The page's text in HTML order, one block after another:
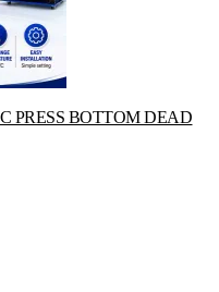
PRESS BOTTOM DEAD